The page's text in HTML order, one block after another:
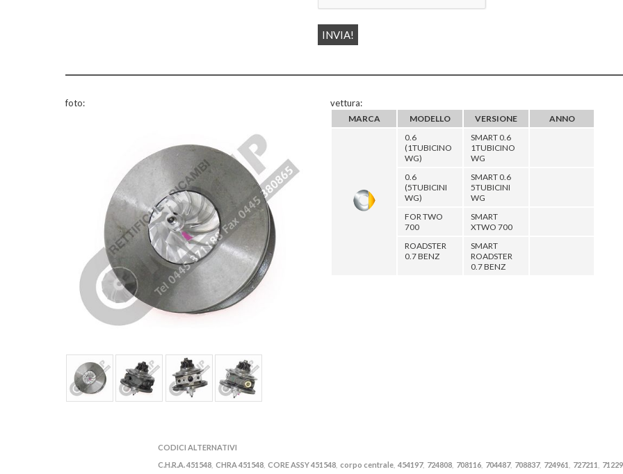
foto: vettura:
MARCA MODELLO VERSIONE
ANNO
0.6
(1TUBICINO
WG)
SMART 0.6
1TUBICINO
WG
0.6
(5TUBICINI
WG)
SMART 0.6
5TUBICINI
WG
FOR TWO
700
SMART
XTWO 700
ROADSTER
0.7 BENZ
SMART
ROADSTER
0.7 BENZ
CODICI ALTERNATIVI
C.H.R.A. 451548 CHRA 451548 CORE ASSY 451548 corpo centrale 454197, 724808 708116 704487, 708837, 724961 727211